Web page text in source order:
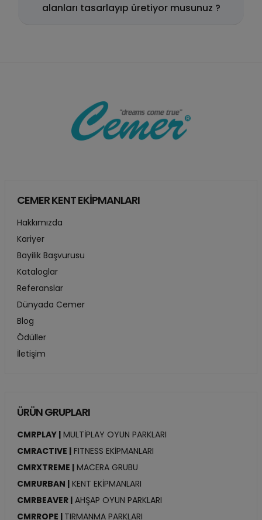
alanları tasarlayıp üretiyor musunuz ?
CEMER KENT EKİPMANLARI
Hakkımızda
Kariyer
Bayilik Başvurusu
Kataloglar
Referanslar
Dünyada Cemer
Blog
Ödüller
İletişim
ÜRÜN GRUPLARI
CMRPLAY | MULTİPLAY OYUN PARKLARI
CMRACTIVE | FITNESS EKİPMANLARI
CMRXTREME | MACERA GRUBU
CMRURBAN | KENT EKİPMANLARI
CMRBEAVER | AHŞAP OYUN PARKLARI
CMRROPE | TIRMANMA PARKLARI